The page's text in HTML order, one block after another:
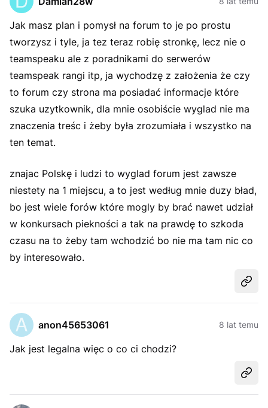
Jak masz plan i pomysł na forum to je po prostu
tworzysz i tyle, ja tez teraz robię stronkę, lecz nie o
teamspeaku ale z poradnikami do serwerów
teamspeak rangi itp, ja wychodzę z założenia że czy
to forum czy strona ma posiadać informacje które
szuka uzytkownik, dla mnie osobiście wyglad nie ma
znaczenia treśc i żeby była zrozumiała i wszystko na
ten temat.
znajac Polskę i ludzi to wyglad forum jest zawsze
niestety na 1 miejscu, a to jest według mnie duzy bład,
bo jest wiele forów które mogly by brać nawet udział
w konkursach piekności a tak na prawdę to szkoda
czasu na to żeby tam wchodzić bo nie ma tam nic co
by interesowało.
anon45653061 8 lat temu
Jak jest legalna więc o co ci chodzi?